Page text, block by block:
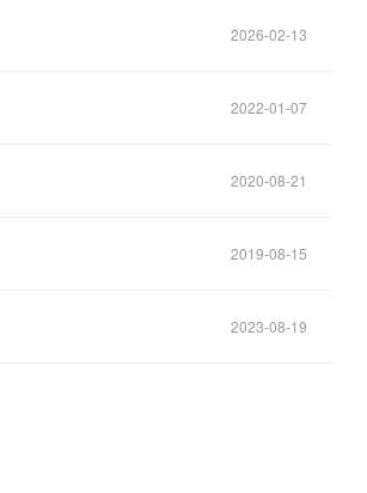
2026-02-13
2022-01-07
2020-08-21
2019-08-15
2023-08-19